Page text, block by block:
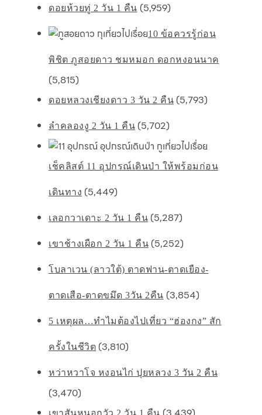
ดอยห้วยทู่ 2 วัน 1 คืน (5,959)
10 ข้อควรรู้ก่อน
พิชิต ภูสอยดาว ชมหมอก ดอกหงอนนาค
(5,815)
ดอยหลวงเชียงดาว 3 วัน 2 คืน (5,793)
ลำคลองงู 2 วัน 1 คืน (5,702)
เช็คลิสต์ 11 อุปกรณ์เดินป่า ให้พร้อมก่อน
เดินทาง (5,449)
เลอกวาเดาะ 2 วัน 1 คืน (5,287)
เขาช้างเผือก 2 วัน 1 คืน (5,252)
โบลาเวน (ลาวใต้) ตาดฟาน-ตาดเยือง-
ตาดเสือ-ตาดขมึด 3วัน 2คืน (3,854)
5 เหตุผล…ทำไมต้องไปเที่ยว “ฮ่องกง” สัก
ครั้งในชีวิต (3,810)
หว่าหวาโจ หงอนไก่ ปุยหลวง 3 วัน 2 คืน
(3,470)